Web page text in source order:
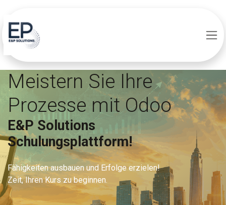
Meistern Sie Ihre
Prozesse mit Odoo
E&P Solutions
Schulungsplattform!
Fähigkeiten ausbauen und Erfolge erzielen!
Zeit, Ihren Kurs zu beginnen.